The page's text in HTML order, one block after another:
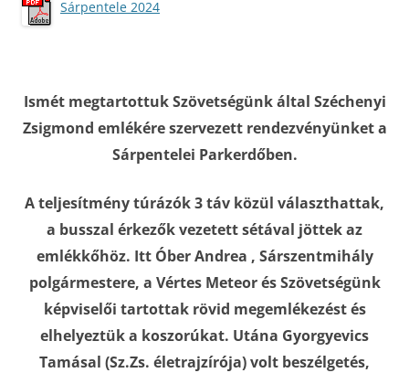
Sárpentele 2024
Ismét megtartottuk Szövetségünk által Széchenyi
Zsigmond emlékére szervezett rendezvényünket a
Sárpentelei Parkerdőben.
A teljesítmény túrázók 3 táv közül választhattak,
a busszal érkezők vezetett sétával jöttek az
emlékkőhöz. Itt Óber Andrea , Sárszentmihály
polgármestere, a Vértes Meteor és Szövetségünk
képviselői tartottak rövid megemlékezést és
elhelyeztük a koszorúkat. Utána Gyorgyevics
Tamásal (Sz.Zs. életrajzírója) volt beszélgetés,